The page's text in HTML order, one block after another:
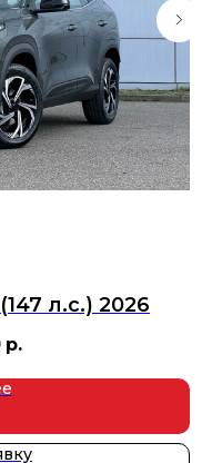
л.с.) 2026
р.